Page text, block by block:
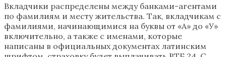
Вкладчики распределены между банками-агентами
по фамилиям и месту жительства. Так, вкладчикам с
фамилиями, начинающимися на буквы от «А» до «У»
включительно, а также с именами, которые
написаны в официальных документах латинским